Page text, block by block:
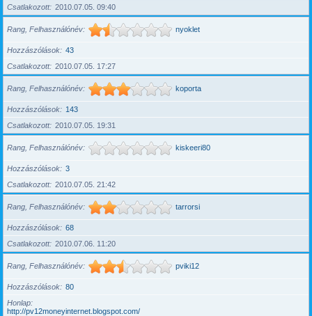
Csatlakozott
2010.07.05. 09:40
Rang, Felhasználónév nyoklet
Hozzászólások
43
Csatlakozott
2010.07.05. 17:27
Rang, Felhasználónév koporta
Hozzászólások
143
Csatlakozott
2010.07.05. 19:31
Rang, Felhasználónév kiskeeri80
Hozzászólások
3
Csatlakozott
2010.07.05. 21:42
Rang, Felhasználónév tarrorsi
Hozzászólások
68
Csatlakozott
2010.07.06. 11:20
Rang, Felhasználónév pviki12
Hozzászólások
80
Honlap
http://pv12moneyinternet.blogspot.com/